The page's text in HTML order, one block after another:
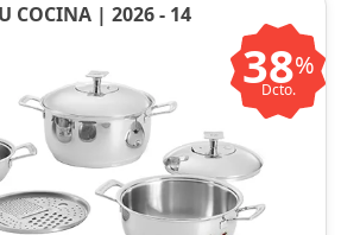
COCINA | 2026 - 14
38%
Dcto.